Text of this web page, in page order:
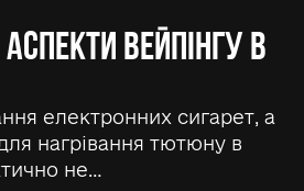
вейпінгу в
електронних сигарет, а
нагрівання тютюну в
не…